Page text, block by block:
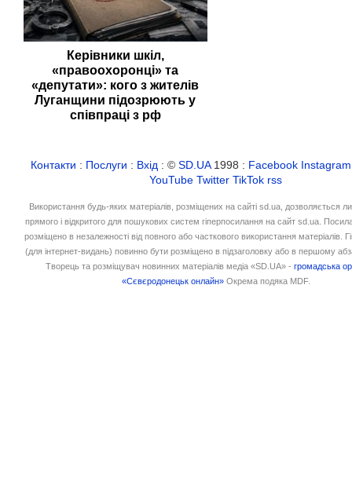
Керівники шкіл,
«правоохоронці» та
«депутати»: кого з жителів
Луганщини підозрюють у
співпраці з рф
Контакти : Послуги : Вхід : ©SD.UA1998 : Facebook Instagram
YouTube Twitter TikTok rss
Використання будь-яких матеріалів, розміщених на сайті sd.ua, дозволяється
прямого і відкритого для пошукових систем гіперпосилання на сайт sd.ua.
розміщено в незалежності від повного або часткового використання матеріалів.
(для інтернет-видань) повинно бути розміщено в підзаголовку або в першому
Творець та розміщувач новинних матеріалів медіа «SD.UA» -громадська
«Сєвєродонецьк онлайн» Окрема подяка MDF.